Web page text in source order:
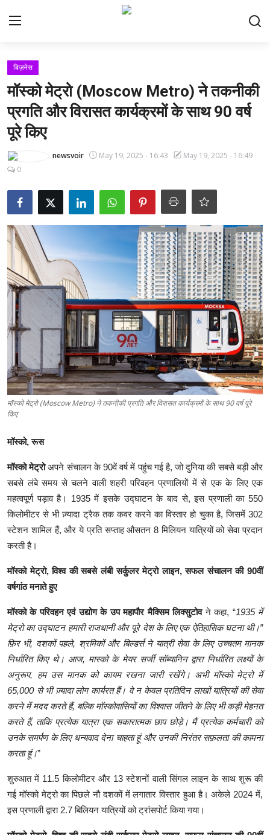
Home
समाचार
संपर्क करें
नौकरी
परीक्षा
रिजल्ट्स
ट्रेंडिंग
हमारे बारे में
बिज़नेस
मॉस्को मेट्रो (Moscow Metro) ने तकनीकी
प्रगति और विरासत कार्यक्रमों के साथ 90 वर्ष
पूरे किए
newsvoir May 19, 2025 - 16:43
May 19, 2025 - 16:49
0
मॉस्को मेट्रो (Moscow Metro) ने तकनीकी प्रगति और विरासत कार्यक्रमों के साथ 90 वर्ष पूरे
किए
मॉस्को,रूस
मॉस्को मेट्रोअपने संचालन के 90वें वर्ष में पहुंच गई है, जो दुनिया की सबसे बड़ी और
सबसे लंबे समय से चलने वाली शहरी परिवहन प्रणालियों में से एक के लिए एक
महत्वपूर्ण पड़ाव है। 1935 में इसके उद्घाटन के बाद से, इस प्रणाली का 550
किलोमीटर से भी ज़्यादा ट्रैक तक कवर करने का विस्तार हो चुका है, जिसमें 302
स्टेशन शामिल हैं, और ये प्रति सप्ताह औसतन 8 मिलियन यात्रियों को सेवा प्रदान
करती है।
मॉस्को मेट्रो, विश्व की सबसे लंबी सर्कुलर मेट्रो लाइन, सफल संचालन की 90वीं
वर्षगांठ मनाते हुए
मॉस्को के परिवहन एवं उद्योग के उप महापौर मैक्सिम लिक्सुटोवने कहा, “1935 में
मेट्रो का उद्घाटन हमारी राजधानी और पूरे देश के लिए एक ऐतिहासिक घटना थी।”
फ़िर भी, दशकों पहले, श्रमिकों और बिल्डर्स ने यात्री सेवा के लिए उच्चतम मानक
निर्धारित किए थे। आज, मास्को के मेयर सर्जी सॉब्यानिन द्वारा निर्धारित लक्ष्यों के
अनुरूप, हम उस मानक को कायम रखना जारी रखेंगे। अभी मॉस्को मेट्रो में
65,000 से भी ज़्यादा लोग कार्यरत हैं। वे न केवल प्रतिदिन लाखों यात्रियों की सेवा
करने में मदद करते हैं, बल्कि मॉस्कोवासियों का विश्वास जीतने के लिए भी कड़ी मेहनत
करते हैं, ताकि प्रत्येक यात्रा एक सकारात्मक छाप छोड़े। मैं प्रत्येक कर्मचारी को
उनके समर्पण के लिए धन्यवाद देना चाहता हूं और उनकी निरंतर सफ़लता की कामना
करता हूं।”
शुरुआत में 11.5 किलोमीटर और 13 स्टेशनों वाली सिंगल लाइन के साथ शुरू की
गई मॉस्को मेट्रो का पिछले नौ दशकों में लगातार विस्तार हुआ है। अकेले 2024 में,
इस प्रणाली द्वारा 2.7 बिलियन यात्रियों को ट्रांसपोर्ट किया गया।